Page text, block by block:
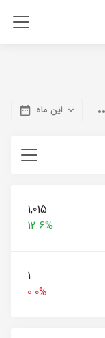
این ماه
1,015
12.6%
1
0.0%